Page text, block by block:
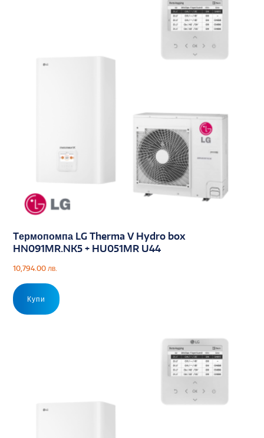
Tермопомпа LG Therma V Hydro box
HN091MR.NK5 + HU051MR U44
10,794.00 лв.
Купи